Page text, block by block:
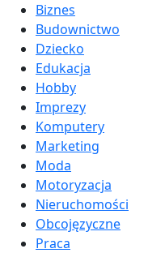
Biznes
Budownictwo
Dziecko
Edukacja
Hobby
Imprezy
Komputery
Marketing
Moda
Motoryzacja
Nieruchomości
Obcojęzyczne
Praca